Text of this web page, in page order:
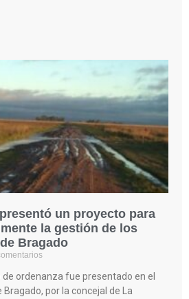
un proyecto para
la gestión de los
Bragado
ordenanza fue presentado en el
por la concejal de La